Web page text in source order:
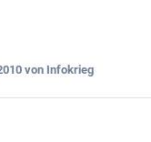
von Infokrieg